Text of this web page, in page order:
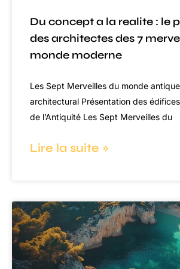
Du concept a la realite : le
des architectes des 7
monde moderne
Les Sept Merveilles du monde
architectural Présentation des
de l’Antiquité Les Sept Merveilles du
Lire la suite »